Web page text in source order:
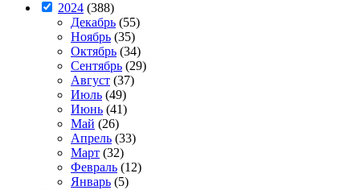
2024 (388)
Декабрь (55)
Ноябрь (35)
Октябрь (34)
Сентябрь (29)
Август (37)
Июль (49)
Июнь (41)
Май (26)
Апрель (33)
Март (32)
Февраль (12)
Январь (5)